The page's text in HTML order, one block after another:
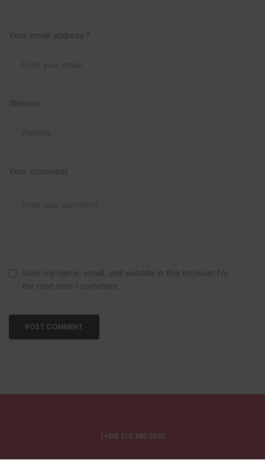
Your email address *
Website
Your comment
Save my name, email, and website in this browser for
the next time I comment.
(+30) 210 380 3535